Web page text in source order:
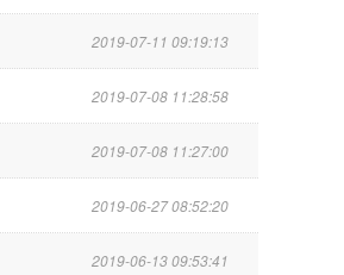
2019-07-11 09:19:13
2019-07-08 11:28:58
2019-07-08 11:27:00
2019-06-27 08:52:20
2019-06-13 09:53:41